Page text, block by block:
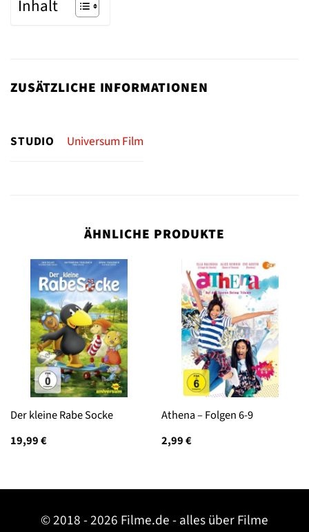
Inhalt
ZUSÄTZLICHE INFORMATIONEN
STUDIO Universum Film
ÄHNLICHE PRODUKTE
Der kleine Rabe Socke
19,99€
Athena – Folgen 6-9
2,99€
© 2018 - 2026 Filme.de - alles über Filme